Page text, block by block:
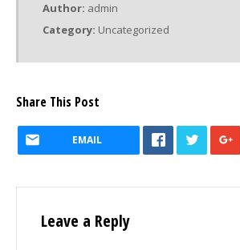
Author: admin
Category: Uncategorized
Share This Post
EMAIL
Leave a Reply